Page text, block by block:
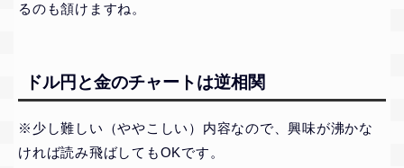
るのも頷けますね。
ドル円と金のチャートは逆相関
※少し難しい（ややこしい）内容なので、興味が沸かな
ければ読み飛ばしてもOKです。